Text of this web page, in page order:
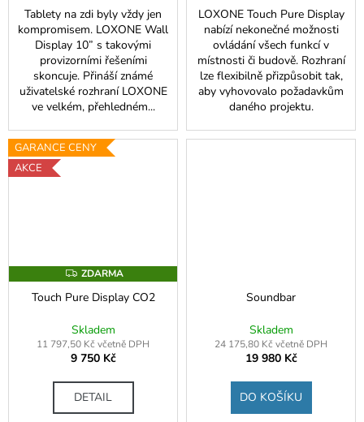
Tablety na zdi byly vždy jen
kompromisem. LOXONE Wall
Display 10” s takovými
provizorními řešeními
skoncuje. Přináší známé
uživatelské rozhraní LOXONE
ve velkém, přehledném...
LOXONE Touch Pure Display
nabízí nekonečné možnosti
ovládání všech funkcí v
místnosti či budově. Rozhraní
lze flexibilně přizpůsobit tak,
aby vyhovovalo požadavkům
daného projektu.
GARANCE CENY
AKCE
Z
D
A
A
ZDARMA
Touch Pure Display CO2
Skladem
11 797,50 Kč včetně DPH
9 750 Kč
DETAIL
Soundbar
Skladem
24 175,80 Kč včetně DPH
19 980 Kč
DO KOŠÍKU
u
j